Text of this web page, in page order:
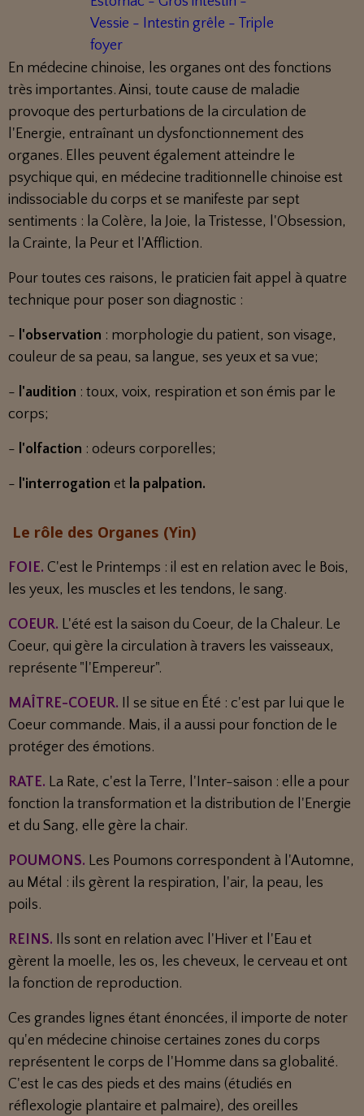
Vessie - Intestin grêle - Triple
foyer
En médecine chinoise, les organes ont des fonctions
très importantes. Ainsi, toute cause de maladie
provoque des perturbations de la circulation de
l'Energie, entraînant un dysfonctionnement des
organes. Elles peuvent également atteindre le
psychique qui, en médecine traditionnelle chinoise est
indissociable du corps et se manifeste par sept
sentiments : la Colère, la Joie, la Tristesse, l'Obsession,
la Crainte, la Peur et l'Affliction.
Pour toutes ces raisons, le praticien fait appel à quatre
technique pour poser son diagnostic :
- l'observation : morphologie du patient, son visage,
couleur de sa peau, sa langue, ses yeux et sa vue;
- l'audition : toux, voix, respiration et son émis par le
corps;
- l'olfaction : odeurs corporelles;
- l'interrogation et la palpation.
Le rôle des Organes (Yin)
FOIE. C'est le Printemps : il est en relation avec le Bois,
les yeux, les muscles et les tendons, le sang.
COEUR. L'été est la saison du Coeur, de la Chaleur. Le
Coeur, qui gère la circulation à travers les vaisseaux,
représente "l'Empereur".
MAÎTRE-COEUR. Il se situe en Été : c'est par lui que le
Coeur commande. Mais, il a aussi pour fonction de le
protéger des émotions.
RATE. La Rate, c'est la Terre, l'Inter-saison : elle a pour
fonction la transformation et la distribution de l'Energie
et du Sang, elle gère la chair.
POUMONS. Les Poumons correspondent à l'Automne,
au Métal : ils gèrent la respiration, l'air, la peau, les
poils.
REINS. Ils sont en relation avec l'Hiver et l'Eau et
gèrent la moelle, les os, les cheveux, le cerveau et ont
la fonction de reproduction.
Ces grandes lignes étant énoncées, il importe de noter
qu'en médecine chinoise certaines zones du corps
représentent le corps de l'Homme dans sa globalité.
C'est le cas des pieds et des mains (étudiés en
réflexologie plantaire et palmaire), des oreilles